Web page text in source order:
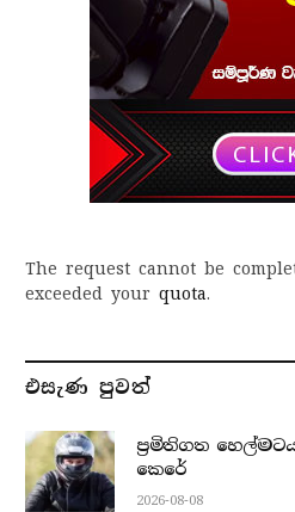
The request cannot be
exceeded your quota.
එසැණ පුව​ත්
ප්‍රමිතිගත
කෙරේ
2026-08-08